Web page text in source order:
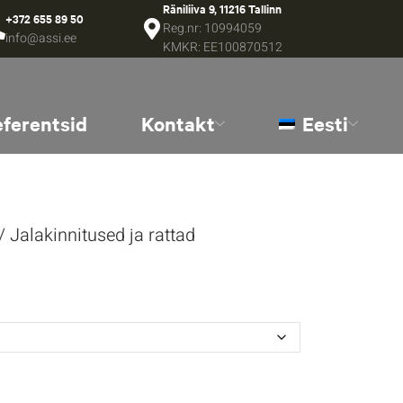
+372 655 89 50
info@assi.ee
Räniliiva 9, 11216 Tallinn
Reg.nr: 10994059
KMKR: EE100870512
Kontakt Eesti
Jalakinnitused ja rattad